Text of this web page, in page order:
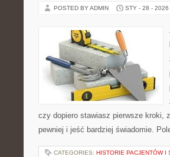
POSTED BY ADMIN STY - 28 - 2026
czy dopiero stawiasz pierwsze kroki,
pewniej i jeść bardziej świadomie.
CATEGORIES: HISTORIE PACJENTÓW I